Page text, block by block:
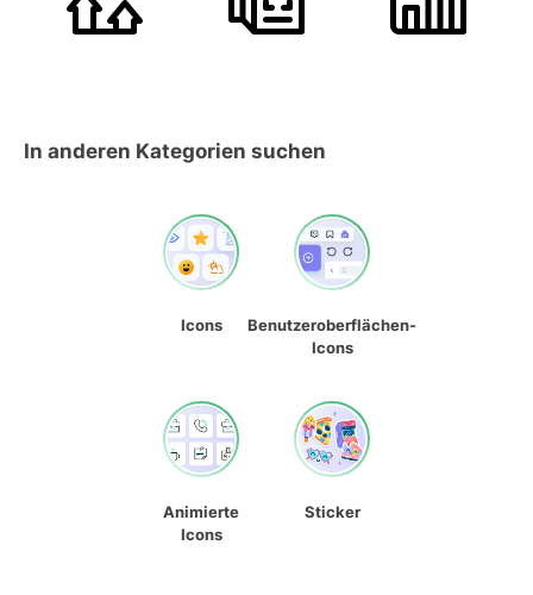
In anderen Kategorien suchen
Icons
Benutzeroberflächen-
Icons
Animierte
Icons
Sticker